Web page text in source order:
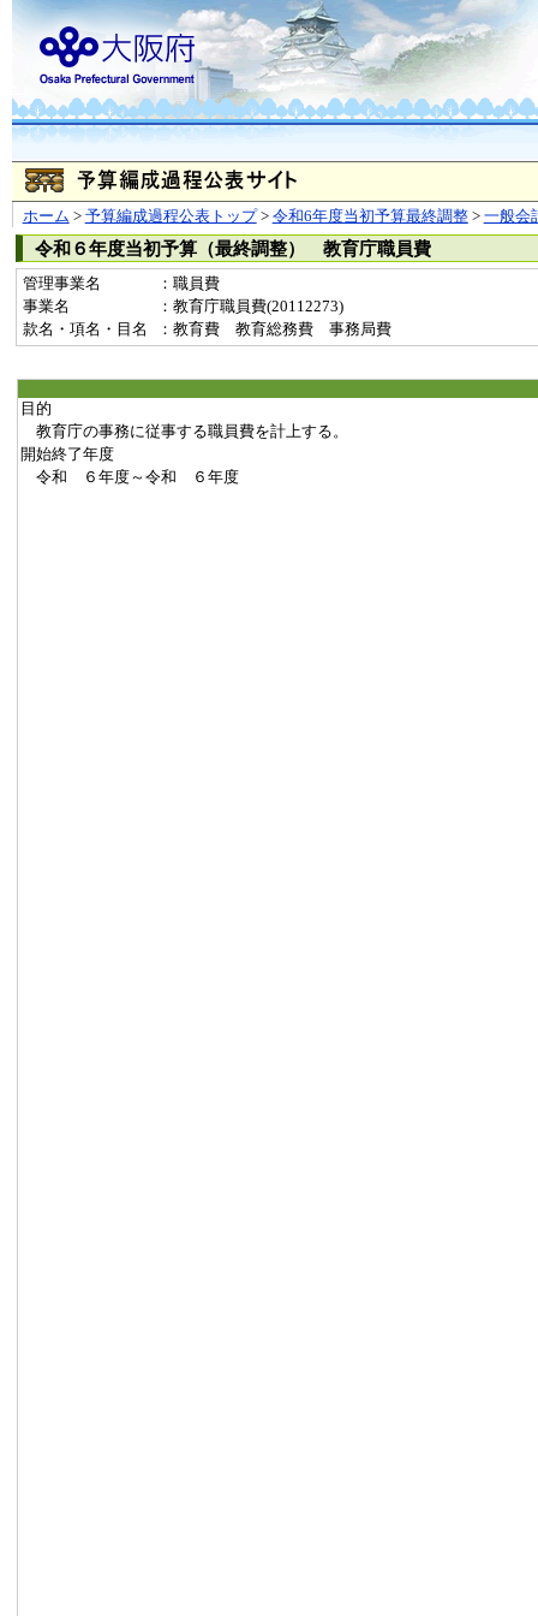
ホーム > 予算編成過程公表トップ> 令和6年度当初予算最終調整> 一般会
令和６年度当初予算（最終調整） 教育庁職員費
管理事業名
：職員費
事業名
：教育庁職員費(20112273)
款名・項名・目名
：教育費 教育総務費 事務局費
目的
教育庁の事務に従事する職員費を計上する。
開始終了年度
令和 ６年度～令和 ６年度